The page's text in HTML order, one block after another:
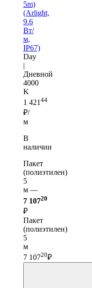
5m)
(Arlight,
9.6
Вт/
м,
IP67)
Day
|
Дневной
4000
K
1 421 44
₽/
м
В
наличии
Пакет
(полиэтилен)
5
м —
7 10720
₽
Пакет
(полиэтилен)
5
м
7 10720₽